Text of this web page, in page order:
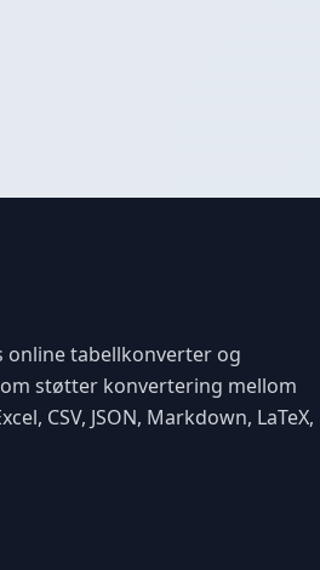
online tabellkonverter og
støtter konvertering mellom
CSV, JSON, Markdown, LaTeX,